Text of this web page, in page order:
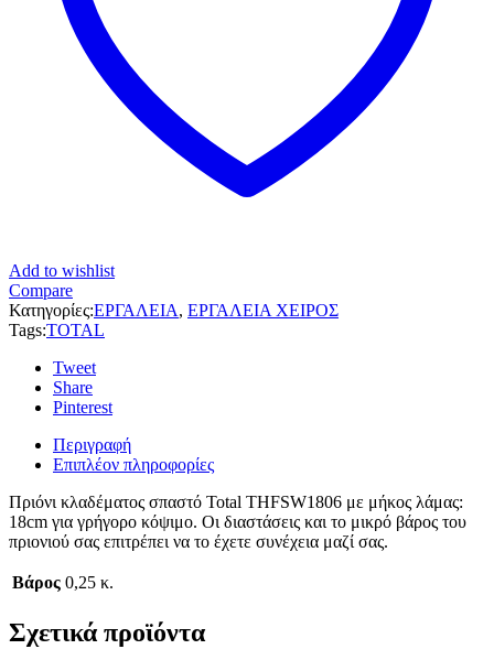
Add to wishlist
Compare
Κατηγορίες:ΕΡΓΑΛΕΙΑ, ΕΡΓΑΛΕΙΑ ΧΕΙΡΟΣ
Tags:TOTAL
Tweet
Share
Pinterest
Περιγραφή
Επιπλέον πληροφορίες
Πριόνι κλαδέματος σπαστό Total THFSW1806 με μήκος λάμας:
18cm για γρήγορο κόψιμο. Οι διαστάσεις και το μικρό βάρος του
πριονιού σας επιτρέπει να το έχετε συνέχεια μαζί σας.
Βάρος 0,25 κ.
Σχετικά προϊόντα